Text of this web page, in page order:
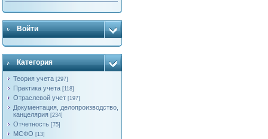
Войти
Категория
Теория учета [297]
Практика учета [118]
Отраслевой учет [197]
Документация, делопроизводство,
канцелярия [234]
Отчетность [75]
МСФО [13]